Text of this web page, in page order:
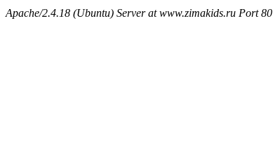
Apache/2.4.18 (Ubuntu) Server at www.zimakids.ru Port 80